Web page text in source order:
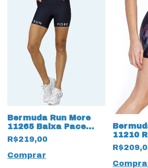
Bermuda Run More
11265 Baixa Pace
com Bolsos
R$219,00
Comprar
11210
em 1
TexNeo